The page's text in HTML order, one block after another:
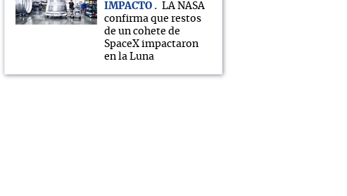
IMPACTO
LA NASA
confirma que restos
de un cohete de
SpaceX impactaron
en la Luna